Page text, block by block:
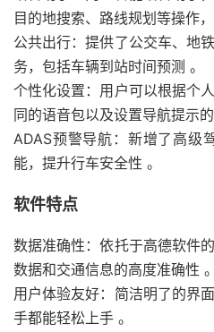
目的地搜索、路线规划等操作
公共出行：提供了公交车、地
务，包括车辆到站时间预测 。
个性化设置：用户可以根据个
同的语音包以及设置导航提示的
ADAS预警导航：新增了高级
能，提升行车安全性 。
软件特点
数据准确性：依托于高德软件
数据和交通信息的高度准确性 。
用户体验友好：简洁明了的界
手都能轻松上手 。